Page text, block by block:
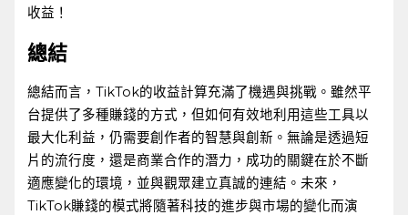
收益！
總結
總結而言，TikTok的收益計算充滿了機遇與挑戰。雖然平
台提供了多種賺錢的方式，但如何有效地利用這些工具以
最大化利益，仍需要創作者的智慧與創新。無論是透過短
片的流行度，還是商業合作的潛力，成功的關鍵在於不斷
適應變化的環境，並與觀眾建立真誠的連結。未來，
TikTok賺錢的模式將隨著科技的進步與市場的變化而演